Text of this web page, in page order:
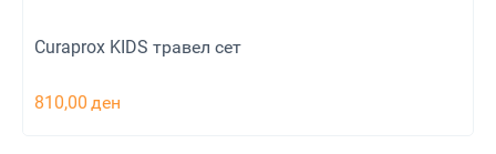
Curaprox KIDS травел сет
810,00 ден